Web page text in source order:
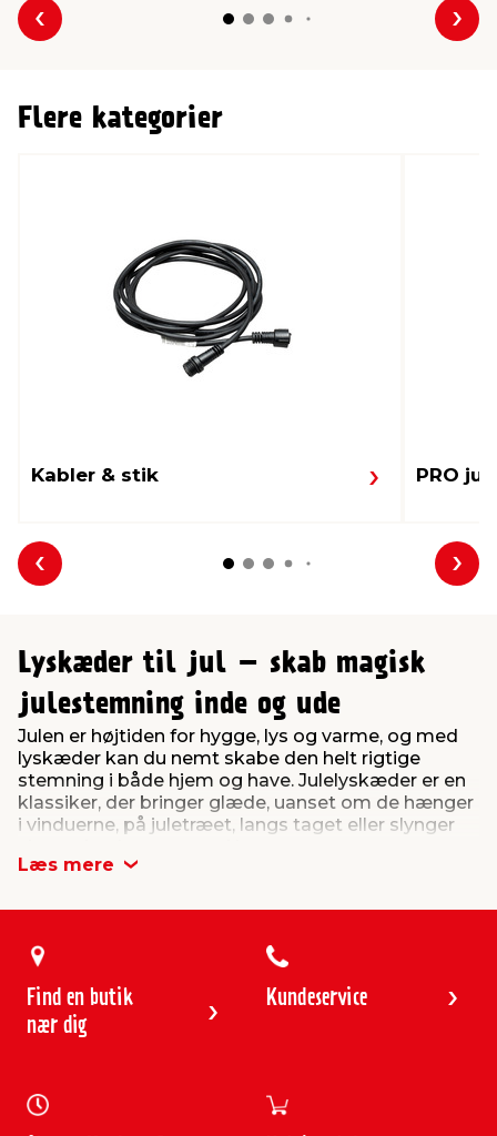
Forrige
Flere kategorier
Kabler & stik PRO
Forrige
Lyskæder til jul – skab magisk
julestemning inde og ude
Julen er højtiden for hygge, lys og varme, og med
lyskæder kan du nemt skabe den helt rigtige
stemning i både hjem og have. Julelyskæder er en
klassiker, der bringer glæde, uanset om de hænger
i vinduerne, på juletræet, langs taget eller slynger
til jul – fra klassiske LED-lyskæder til dekorative
Uanset om du leder efter indendørs eller udendørs
Indendørs lyskæder til julehyggen
vindueskarmen eller til at dekorere reoler, trapper
Læs mere
Find en butik
nær dig
Kundeservice